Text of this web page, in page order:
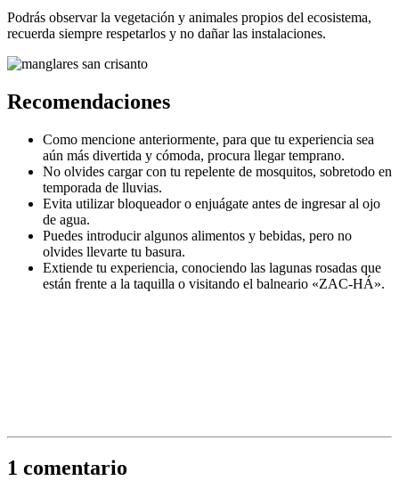
Podrás observar la vegetación y animales propios del ecosistema,
recuerda siempre respetarlos y no dañar las instalaciones.
Recomendaciones
Como mencione anteriormente, para que tu experiencia sea
aún más divertida y cómoda, procura llegar temprano.
No olvides cargar con tu repelente de mosquitos, sobretodo en
temporada de lluvias.
Evita utilizar bloqueador o enjuágate antes de ingresar al ojo
de agua.
Puedes introducir algunos alimentos y bebidas, pero no
olvides llevarte tu basura.
Extiende tu experiencia, conociendo las lagunas rosadas que
están frente a la taquilla o visitando el balneario «ZAC-HÁ».
1 comentario